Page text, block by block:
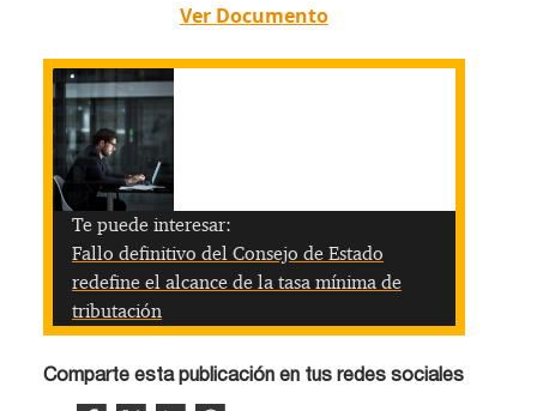
Ver Documento
Te puede interesar:
Fallo definitivo del Consejo de Estado
redefine el alcance de la tasa mínima de
tributación
Comparte esta publicación en tus redes sociales